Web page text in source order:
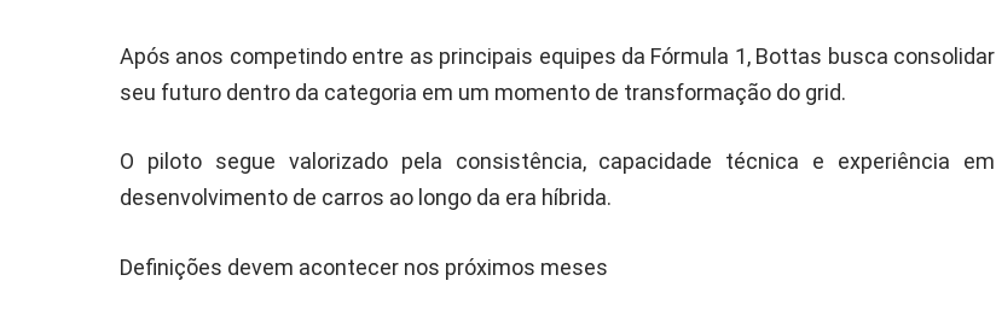
Após anos competindo entre as principais equipes da Fórmula 1, Bottas busca consolidar
seu futuro dentro da categoria em um momento de transformação do grid.
O piloto segue valorizado pela consistência, capacidade técnica e experiência em
desenvolvimento de carros ao longo da era híbrida.
Definições devem acontecer nos próximos meses